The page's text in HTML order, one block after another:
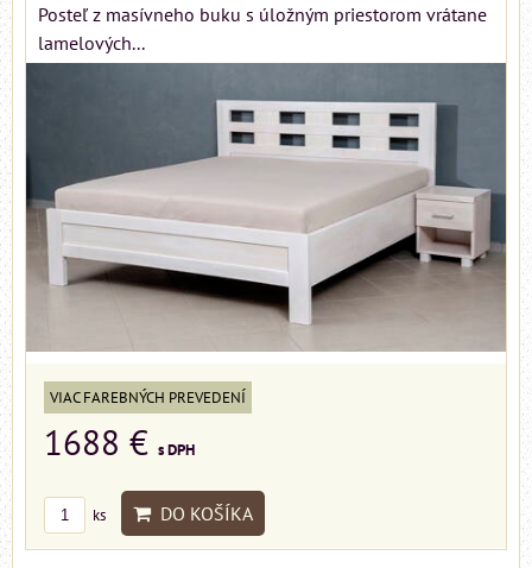
Posteľ z masívneho buku s úložným priestorom vrátane
lamelových...
VIAC FAREBNÝCH PREVEDENÍ
1688 € s DPH
ks DO KOŠÍKA